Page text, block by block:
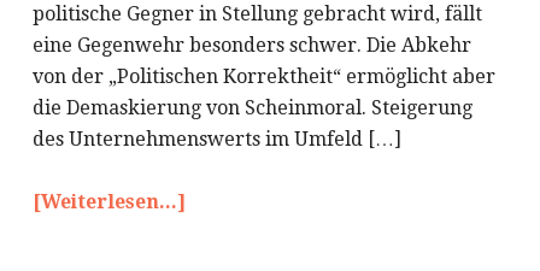
politische Gegner in Stellung gebracht wird, fällt
eine Gegenwehr besonders schwer. Die Abkehr
von der „Politischen Korrektheit“ ermöglicht aber
die Demaskierung von Scheinmoral. Steigerung
des Unternehmenswerts im Umfeld […]
[Weiterlesen...]